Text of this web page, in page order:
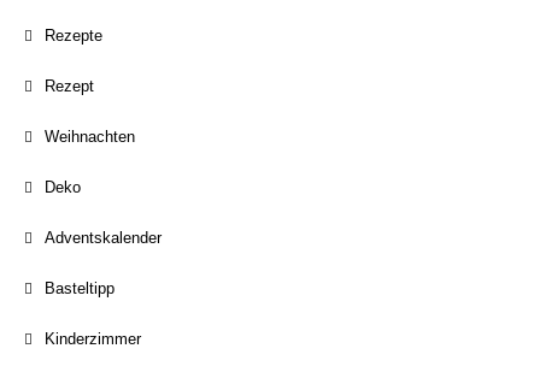
Rezepte
Rezept
Weihnachten
Deko
Adventskalender
Basteltipp
Kinderzimmer